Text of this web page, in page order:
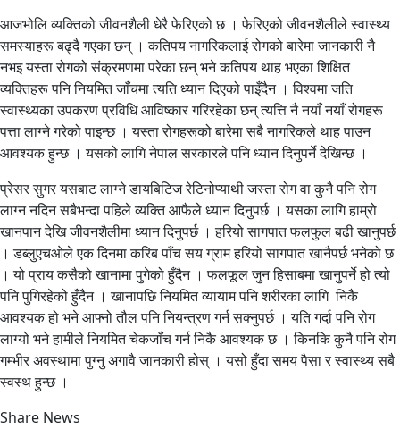
आजभोलि व्यक्तिको जीवनशैली धेरै फेरिएको छ । फेरिएको जीवनशैलीले स्वास्थ्य
समस्याहरू बढ्दै गएका छन् । कतिपय नागरिकलाई रोगको बारेमा जानकारी नै
नभइ यस्ता रोगको संक्रमणमा परेका छन् भने कतिपय थाह भएका शिक्षित
व्यक्तिहरू पनि नियमित जाँचमा त्यति ध्यान दिएको पाइँदैन । विश्वमा जति
स्वास्थ्यका उपकरण प्रविधि आविष्कार गरिरहेका छन् त्यत्ति नै नयाँ नयाँ रोगहरू
पत्ता लाग्ने गरेको पाइन्छ । यस्ता रोगहरूको बारेमा सबै नागरिकले थाह पाउन
आवश्यक हुन्छ । यसको लागि नेपाल सरकारले पनि ध्यान दिनुपर्ने देखिन्छ ।
प्रेसर सुगर यसबाट लाग्ने डायबिटिज रेटिनोप्याथी जस्ता रोग वा कुनै पनि रोग
लाग्न नदिन सबैभन्दा पहिले व्यक्ति आफैले ध्यान दिनुपर्छ । यसका लागि हाम्रो
खानपान देखि जीवनशैलीमा ध्यान दिनुपर्छ । हरियो सागपात फलफुल बढी खानुपर्छ
। डब्लुएचओले एक दिनमा करिब पाँच सय ग्राम हरियो सागपात खानैपर्छ भनेको छ
। यो प्राय कसैको खानामा पुगेको हुँदैन । फलफूल जुन हिसाबमा खानुपर्ने हो त्यो
पनि पुगिरहेको हुँदैन । खानापछि नियमित व्यायाम पनि शरीरका लागि निकै
आवश्यक हो भने आफ्नो तौल पनि नियन्त्रण गर्न सक्नुपर्छ । यति गर्दा पनि रोग
लाग्यो भने हामीले नियमित चेकजाँच गर्न निकै आवश्यक छ । किनकि कुनै पनि रोग
गम्भीर अवस्थामा पुग्नु अगावै जानकारी होस् । यसो हुँदा समय पैसा र स्वास्थ्य सबै
स्वस्थ हुन्छ ।
Share News